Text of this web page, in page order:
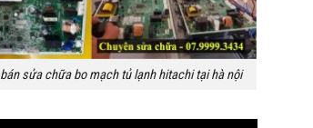
bán sửa chữa bo mạch tủ lạnh hitachi tại hà nội